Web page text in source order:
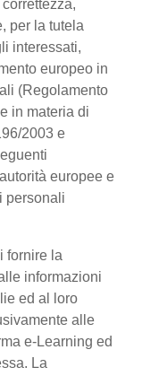
per la tutela
interessati,
europeo in
(Regolamento
in materia di
2003 e
europee e
personali
fornire la
informazioni
ed al loro
alle
e-Learning ed
La